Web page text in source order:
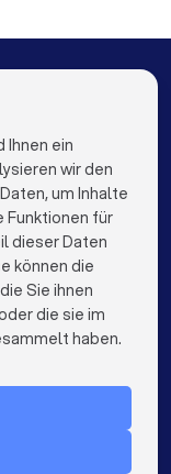
in Essen
in Nürnberg
in Hannover
in Wuppertal
in Bonn
Ihnen ein
wir den
um Inhalte
Funktionen für
dieser Daten
können die
Sie ihnen
die sie im
haben.